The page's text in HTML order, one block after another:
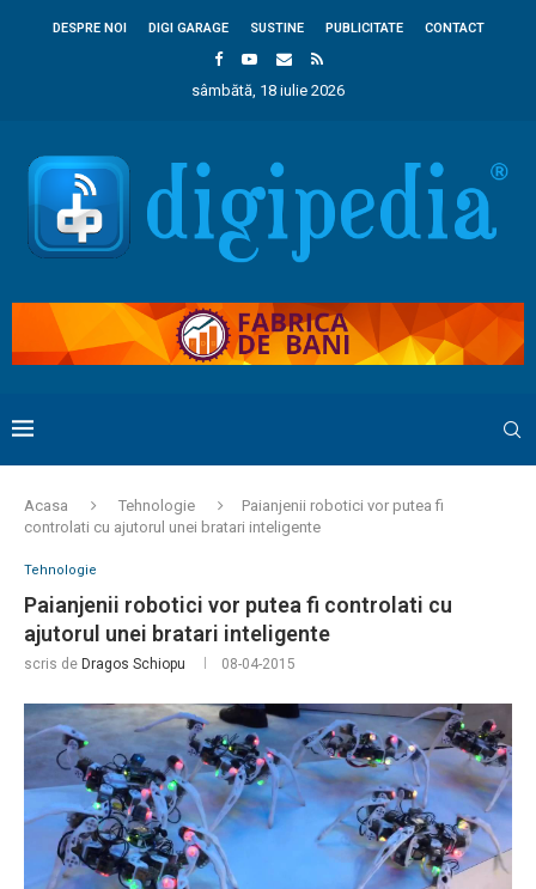
DESPRE NOI DIGI GARAGE SUSTINE PUBLICITATE CONTACT
sâmbătă, 18 iulie 2026
Acasa Tehnologie
Paianjenii robotici vor putea fi
controlati cu ajutorul unei bratari inteligente
Tehnologie
Paianjenii robotici vor putea fi controlati cu
ajutorul unei bratari inteligente
scris de Dragos Schiopu 08-04-2015